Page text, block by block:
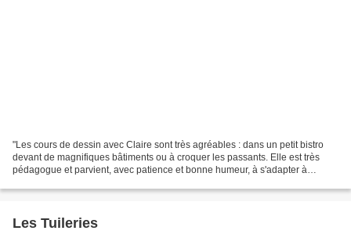
"Les cours de dessin avec Claire sont très agréables : dans un petit bistro
devant de magnifiques bâtiments ou à croquer les passants. Elle est très
pédagogue et parvient, avec patience et bonne humeur, à s'adapter à
Les Tuileries